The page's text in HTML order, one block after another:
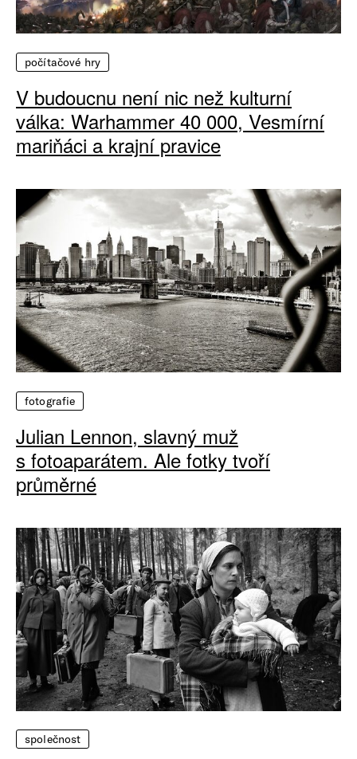
počítačové hry
V budoucnu není nic než kulturní
válka: Warhammer 40 000, Vesmírní
mariňáci a krajní pravice
fotografie
Julian Lennon, slavný muž
s fotoaparátem. Ale fotky tvoří
průměrné
společnost